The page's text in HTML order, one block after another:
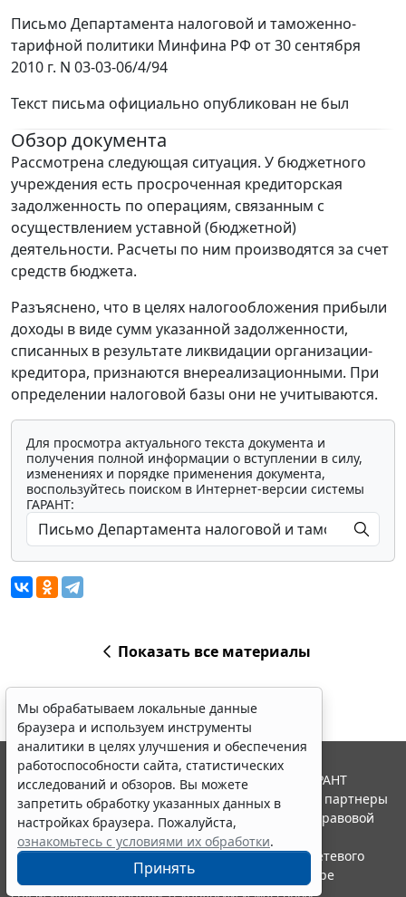
Письмо Департамента налоговой и таможенно-
тарифной политики Минфина РФ от 30 сентября
2010 г. N 03-03-06/4/94
Текст письма официально опубликован не был
Обзор документа
Рассмотрена следующая ситуация. У бюджетного
учреждения есть просроченная кредиторская
задолженность по операциям, связанным с
осуществлением уставной (бюджетной)
деятельности. Расчеты по ним производятся за счет
средств бюджета.
Разъяснено, что в целях налогообложения прибыли
доходы в виде сумм указанной задолженности,
списанных в результате ликвидации организации-
кредитора, признаются внереализационными. При
определении налоговой базы они не учитываются.
Для просмотра актуального текста документа и
получения полной информации о вступлении в силу,
изменениях и порядке применения документа,
воспользуйтесь поиском в Интернет-версии системы
ГАРАНТ:
Показать все материалы
Мы обрабатываем локальные данные
браузера и используем инструменты
аналитики в целях улучшения и обеспечения
работоспособности сайта, статистических
исследований и обзоров. Вы можете
запретить обработку указанных данных в
настройках браузера. Пожалуйста,
ознакомьтесь с условиями их обработки.
Принять
© ООО "НПП "ГАРАНТ-СЕРВИС", 2026. Система ГАРАНТ
выпускается с 1990 года. Компания "Гарант" и ее партнеры
являются участниками Российской ассоциации правовой
информации ГАРАНТ.
Портал ГАРАНТ.РУ зарегистрирован в качестве сетевого
издания Федеральной службой по надзору в сфере